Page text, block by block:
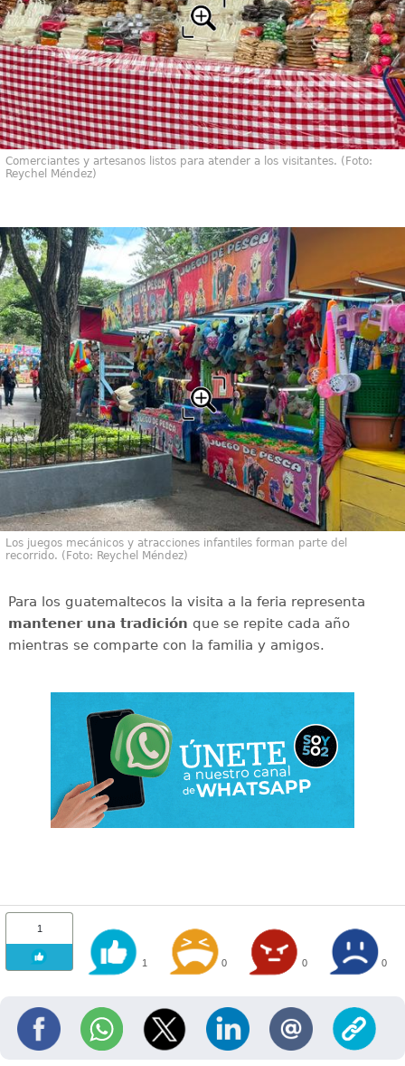
Comerciantes y artesanos listos para atender a los visitantes. (Foto:
Reychel Méndez)
Los juegos mecánicos y atracciones infantiles forman parte del
recorrido. (Foto: Reychel Méndez)
Para los guatemaltecos la visita a la feria representa
mantener una tradición que se repite cada año
mientras se comparte con la familia y amigos.
1
1 0 0 0